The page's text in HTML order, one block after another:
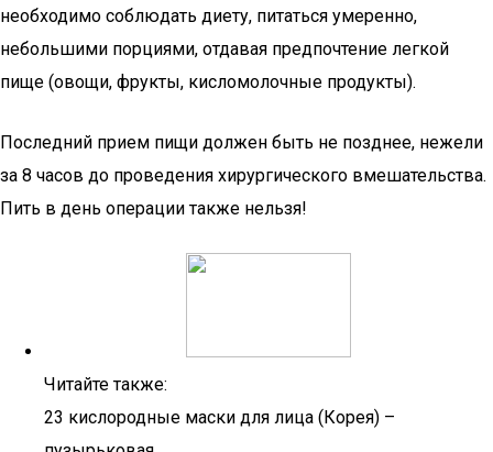
необходимо соблюдать диету, питаться умеренно,
небольшими порциями, отдавая предпочтение легкой
пище (овощи, фрукты, кисломолочные продукты).
Последний прием пищи должен быть не позднее, нежели
за 8 часов до проведения хирургического вмешательства.
Пить в день операции также нельзя!
Читайте также:
23 кислородные маски для лица (Корея) –